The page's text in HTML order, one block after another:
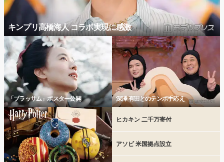
キンプリ高橋海人 コラボ実現に感激
「ブラッサム」ポスター公開 深澤 有田とのテンポ手応え
ヒカキン 二千万寄付
アソビ 米国拠点設立